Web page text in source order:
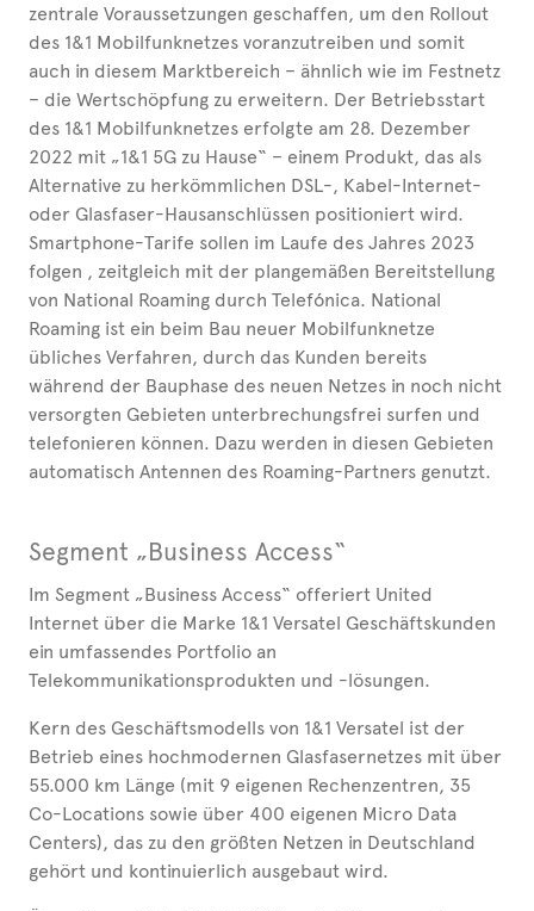
zentrale Voraussetzungen geschaffen, um den Rollout
des 1&1 Mobilfunknetzes voranzutreiben und somit
auch in diesem Marktbereich – ähnlich wie im Festnetz
– die Wertschöpfung zu erweitern. Der Betriebsstart
des 1&1 Mobilfunknetzes erfolgte am 28. Dezember
2022 mit „1&1 5G zu Hause“ – einem Produkt, das als
Alternative zu herkömmlichen DSL-, Kabel-Internet-
oder Glasfaser-Hausanschlüssen positioniert wird.
Smartphone-Tarife sollen im Laufe des Jahres 2023
folgen , zeitgleich mit der plangemäßen Bereitstellung
von National Roaming durch Telefónica. National
Roaming ist ein beim Bau neuer Mobilfunknetze
übliches Verfahren, durch das Kunden bereits
während der Bauphase des neuen Netzes in noch nicht
versorgten Gebieten unterbrechungsfrei surfen und
telefonieren können. Dazu werden in diesen Gebieten
automatisch Antennen des Roaming-Partners genutzt.
Segment „Business Access“
Im Segment „Business Access“ offeriert United
Internet über die Marke 1&1 Versatel Geschäftskunden
ein umfassendes Portfolio an
Telekommunikationsprodukten und -lösungen.
Kern des Geschäftsmodells von 1&1 Versatel ist der
Betrieb eines hochmodernen Glasfasernetzes mit über
55.000 km Länge (mit 9 eigenen Rechenzentren, 35
Co-Locations sowie über 400 eigenen Micro Data
Centers), das zu den größten Netzen in Deutschland
gehört und kontinuierlich ausgebaut wird.